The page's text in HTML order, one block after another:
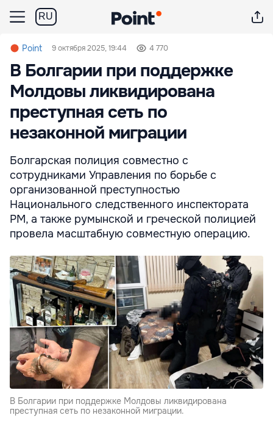
RU
Point 9 октября 2025, 19:44 4 770
В Болгарии при поддержке
Молдовы ликвидирована
преступная сеть по
незаконной миграции
Болгарская полиция совместно с
сотрудниками Управления по борьбе с
организованной преступностью
Национального следственного инспектората
РМ, а также румынской и греческой полицией
провела масштабную совместную операцию.
В Болгарии при поддержке Молдовы ликвидирована
преступная сеть по незаконной миграции.